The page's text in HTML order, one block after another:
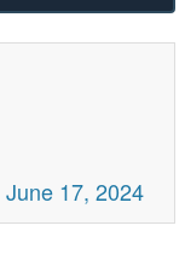
June 17, 2024